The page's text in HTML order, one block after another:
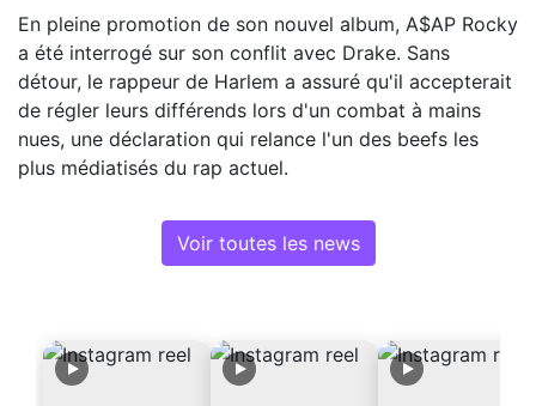
En pleine promotion de son nouvel album, A$AP Rocky
a été interrogé sur son conflit avec Drake. Sans
détour, le rappeur de Harlem a assuré qu'il accepterait
de régler leurs différends lors d'un combat à mains
nues, une déclaration qui relance l'un des beefs les
plus médiatisés du rap actuel.
Voir toutes les news